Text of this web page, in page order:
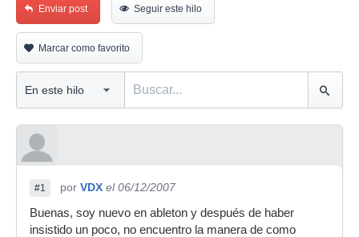
Enviar post Seguir este hilo
Marcar como favorito
#1 por VDX el 06/12/2007
Buenas, soy nuevo en ableton y después de haber
insistido un poco, no encuentro la manera de como